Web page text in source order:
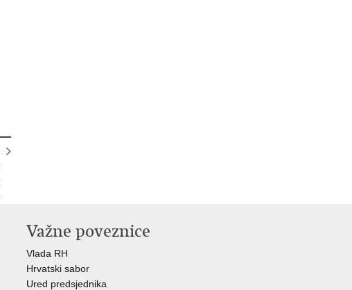
Važne poveznice
Vlada RH
Hrvatski sabor
Ured predsjednika